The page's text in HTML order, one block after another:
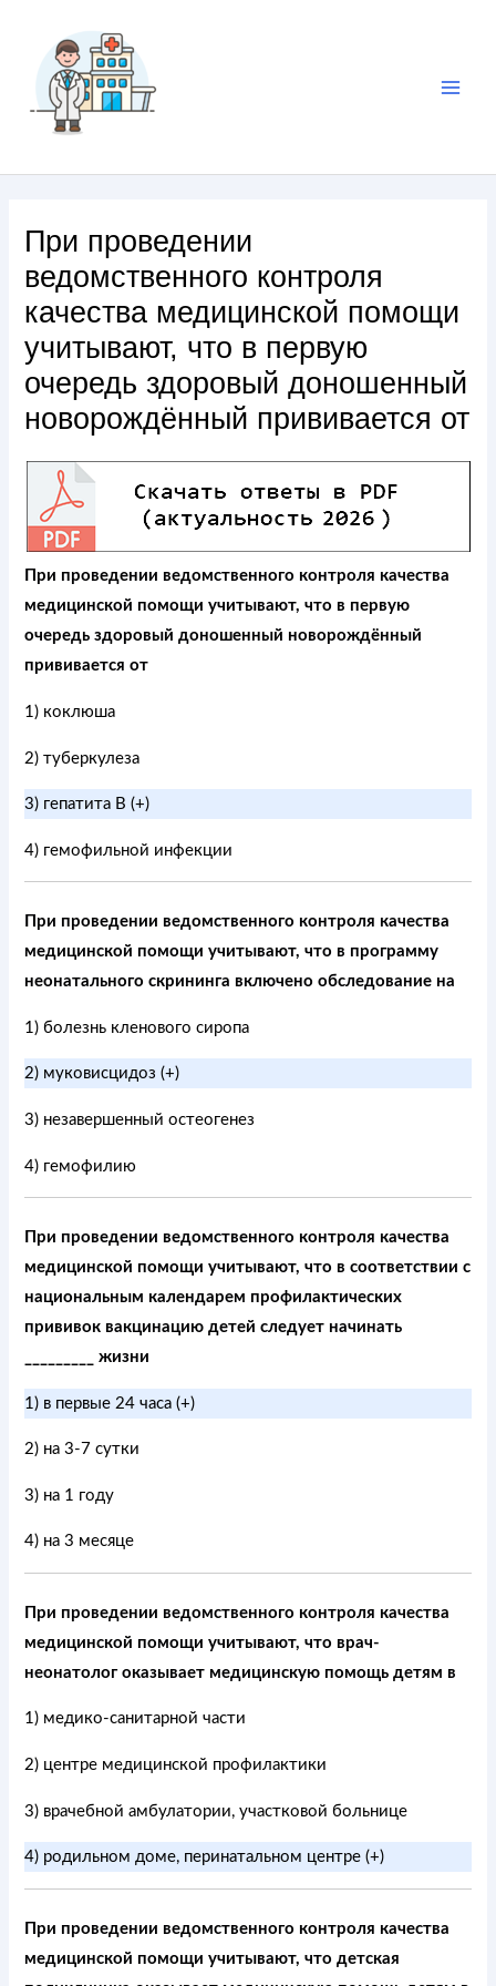
При проведении
ведомственного контроля
качества медицинской помощи
учитывают, что в первую
очередь здоровый доношенный
новорождённый прививается от
При проведении ведомственного контроля качества
медицинской помощи учитывают, что в первую
очередь здоровый доношенный новорождённый
прививается от
1) коклюша
2) туберкулеза
3) гепатита B (+)
4) гемофильной инфекции
При проведении ведомственного контроля качества
медицинской помощи учитывают, что в программу
неонатального скрининга включено обследование на
1) болезнь кленового сиропа
2) муковисцидоз (+)
3) незавершенный остеогенез
4) гемофилию
При проведении ведомственного контроля качества
медицинской помощи учитывают, что в соответствии с
национальным календарем профилактических
прививок вакцинацию детей следует начинать
_________ жизни
1) в первые 24 часа (+)
2) на 3-7 сутки
3) на 1 году
4) на 3 месяце
При проведении ведомственного контроля качества
медицинской помощи учитывают, что врач-
неонатолог оказывает медицинскую помощь детям в
1) медико-санитарной части
2) центре медицинской профилактики
3) врачебной амбулатории, участковой больнице
4) родильном доме, перинатальном центре (+)
При проведении ведомственного контроля качества
медицинской помощи учитывают, что детская